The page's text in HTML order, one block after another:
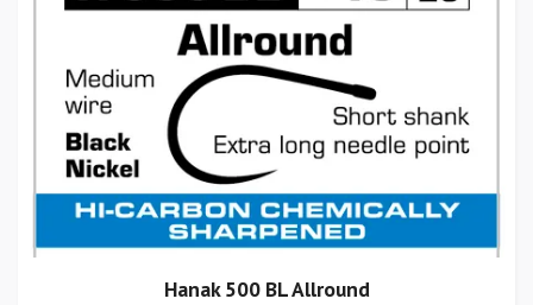
Hanak 500 BL Allround